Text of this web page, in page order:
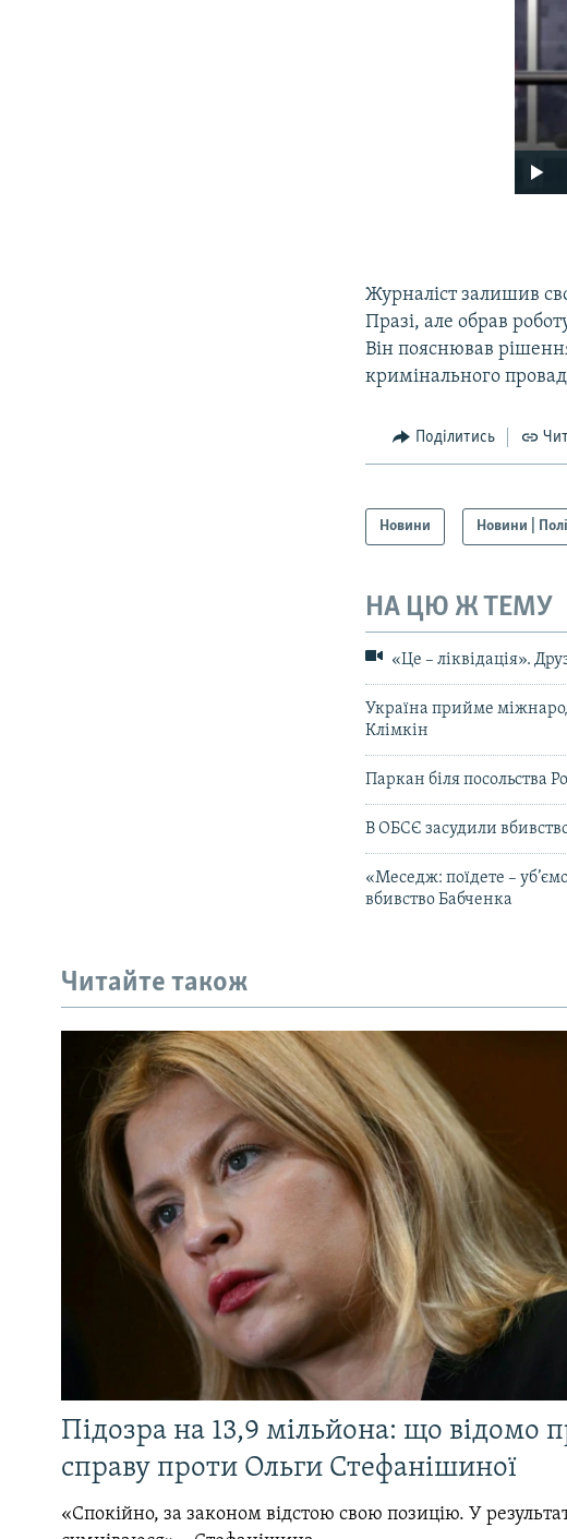
Журналіст залишив
Празі, але обрав
Він пояснював
кримінального
Поділитись
Новини Новини |
НА ЦЮ Ж ТЕМУ
«Це – ліквідація».
Україна прийме
Клімкін
Паркан біля посольства
В ОБСЄ засудили
«Меседж: поїдете –
вбивство Бабченка
Читайте також
Підозра на 13,9 мільйона: що відомо
справу проти Ольги Стефанішиної
«Спокійно, за законом відстою свою позицію. У